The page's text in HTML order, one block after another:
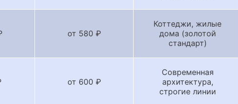
от 580 ₽
Коттеджи, жилые
дома (золотой
стандарт)
от 600 ₽
Современная
архитектура,
строгие линии